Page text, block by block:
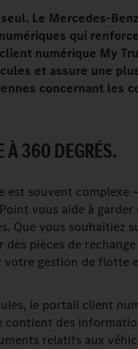
Le Mercedes-
qui
numérique My
et assure une
concernant les
À 360 DEGRÉS.
est souvent complexe
vous aide à
Que vous souhaitiez
des pièces de
gestion de flotte
le portail client
contient des
relatifs aux